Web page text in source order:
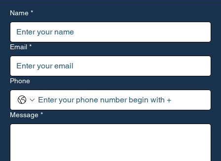
Name *
Email *
Phone
Message *